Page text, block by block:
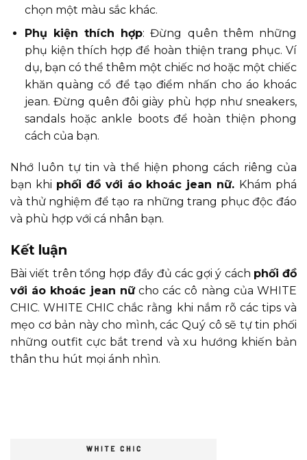
chọn một màu sắc khác.
Phụ kiện thích hợp: Đừng quên thêm những
phụ kiện thích hợp để hoàn thiện trang phục. Ví
dụ, bạn có thể thêm một chiếc nơ hoặc một chiếc
khăn quàng cổ để tạo điểm nhấn cho áo khoác
jean. Đừng quên đôi giày phù hợp như sneakers,
sandals hoặc ankle boots để hoàn thiện phong
cách của bạn.
Nhớ luôn tự tin và thể hiện phong cách riêng của
bạn khi phối đồ với áo khoác jean nữ. Khám phá
và thử nghiệm để tạo ra những trang phục độc đáo
và phù hợp với cá nhân bạn.
Kết luận
Bài viết trên tổng hợp đầy đủ các gợi ý cách phối đồ
với áo khoác jean nữcho các cô nàng của WHITE
CHIC. WHITE CHIC chắc rằng khi nắm rõ các tips và
mẹo cơ bản này cho mình, các Quý cô sẽ tự tin phối
những outfit cực bắt trend và xu hướng khiến bản
thân thu hút mọi ánh nhìn.